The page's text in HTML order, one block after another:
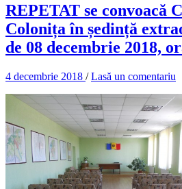
REPETAT se convoacă
Colonița în ședință
de 08 decembrie 2018,
4 decembrie 2018 /Lasă un comentariu